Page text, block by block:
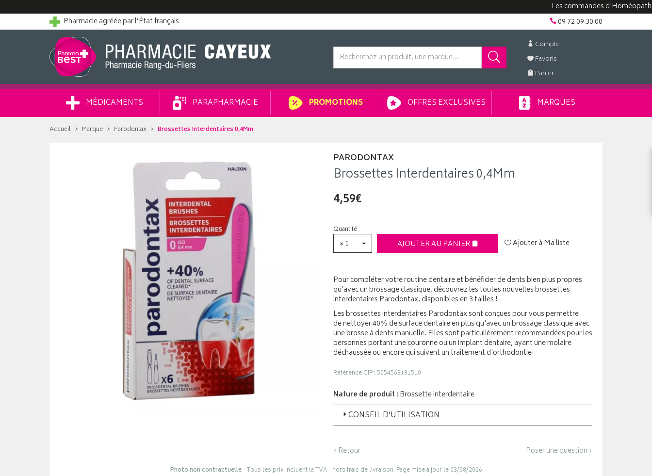
Les commandes d'Homéopathie
Pharmacie agréée par l’État français
09 72 09 30 00
Compte
Favoris
Panier
MÉDICAMENTS PARAPHARMACIE PROMOTIONS OFFRES EXCLUSIVES MARQUES
Accueil Marque Parodontax Brossettes Interdentaires 0,4Mm
PARODONTAX
Brossettes Interdentaires 0,4Mm
4,59€
Quantité
× 1 AJOUTER AU PANIER Ajouter à Ma liste
Pour compléter votre routine dentaire et bénéficier de dents bien plus propres
qu'avec un brossage classique, découvrez les toutes nouvelles brossettes
interdentaires Parodontax, disponibles en 3 tailles !
Les brossettes interdentaires Parodontax sont conçues pour vous permettre
de nettoyer 40% de surface dentaire en plus qu'avec un brossage classique avec
une brosse à dents manuelle. Elles sont particulièrement recommandées pour les
personnes portant une couronne ou un implant dentaire, ayant une molaire
déchaussée ou encore qui suivent un traitement d'orthodontie.
Référence CIP : 5054563181510
Nature de produit : Brossette interdentaire
CONSEIL D’UTILISATION
‹ Retour Poser une question ›
Photo non contractuelle- Tous les prix incluent la TVA - hors frais de livraison. Page mise à jour le 03/08/2026